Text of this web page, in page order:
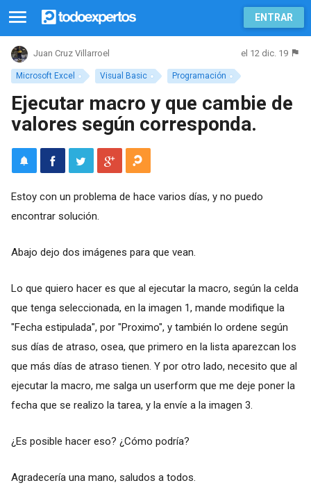
ENTRAR
Microsoft Excel Visual Basic Programación
Juan Cruz Villarroel el 12 dic. 19
Ejecutar macro y que cambie de
valores según corresponda.
Estoy con un problema de hace varios días, y no puedo
encontrar solución.
Abajo dejo dos imágenes para que vean.
Lo que quiero hacer es que al ejecutar la macro, según la celda
que tenga seleccionada, en la imagen 1, mande modifique la
"Fecha estipulada", por "Proximo", y también lo ordene según
sus días de atraso, osea, que primero en la lista aparezcan los
que más días de atraso tienen. Y por otro lado, necesito que al
ejecutar la macro, me salga un userform que me deje poner la
fecha que se realizo la tarea, y la envíe a la imagen 3.
¿Es posible hacer eso? ¿Cómo podría?
Agradecería una mano, saludos a todos.